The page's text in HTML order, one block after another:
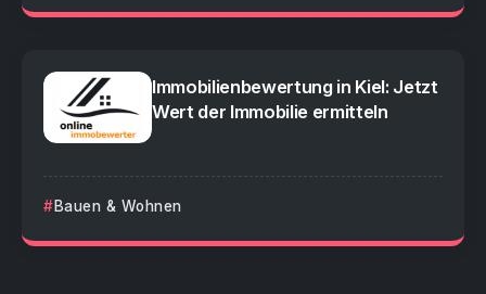
Immobilienbewertung in Kiel: Jetzt
Wert der Immobilie ermitteln
Bauen & Wohnen